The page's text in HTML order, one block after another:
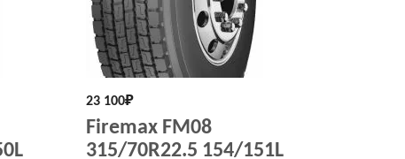
23 100₽
Firemax FM08
315/70R22.5 154/151L